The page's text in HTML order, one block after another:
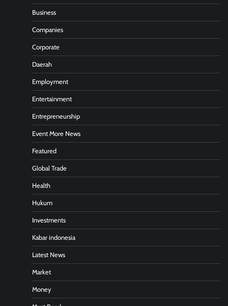
Business
Companies
Corporate
Daerah
Employment
Entertainment
Entrepreneurship
Event More News
Featured
Global Trade
Health
Hukum
Investments
Kabar indonesia
Latest News
Market
Money